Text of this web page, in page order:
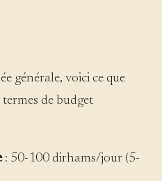
générale, voici ce que
de budget
: 50-100 dirhams/jour (5-